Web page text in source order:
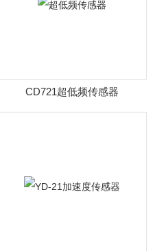
CD721超低频传感器